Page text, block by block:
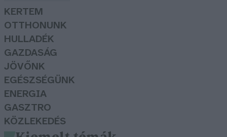
KERTEM
OTTHONUNK
HULLADÉK
GAZDASÁG
JÖVŐNK
EGÉSZSÉGÜNK
ENERGIA
GASZTRO
KÖZLEKEDÉS